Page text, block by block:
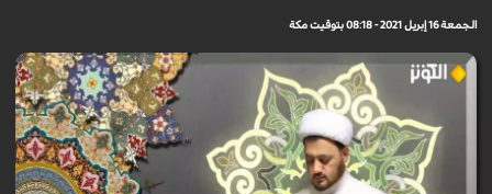
الجمعة 16 إبريل 2021 - 08:18 بتوقيت مكة